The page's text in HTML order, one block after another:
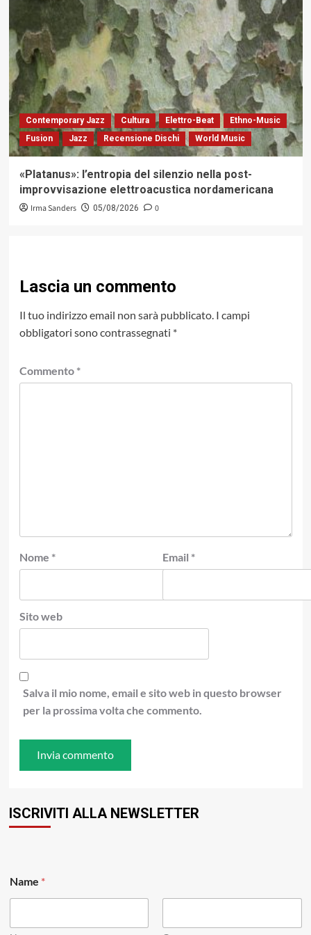
Contemporary Jazz Cultura Elettro-Beat
Ethno-Music
Fusion
Jazz Recensione Dischi World Music
«Platanus»: l’entropia del silenzio nella post-
improvvisazione elettroacustica nordamericana
Irma Sanders 05/08/2026 0
Lascia un commento
Il tuo indirizzo email non sarà pubblicato. I campi
obbligatori sono contrassegnati *
Commento *
Nome * Email *
Sito web
Salva il mio nome, email e sito web in questo browser
per la prossima volta che commento.
ISCRIVITI ALLA NEWSLETTER
Name *